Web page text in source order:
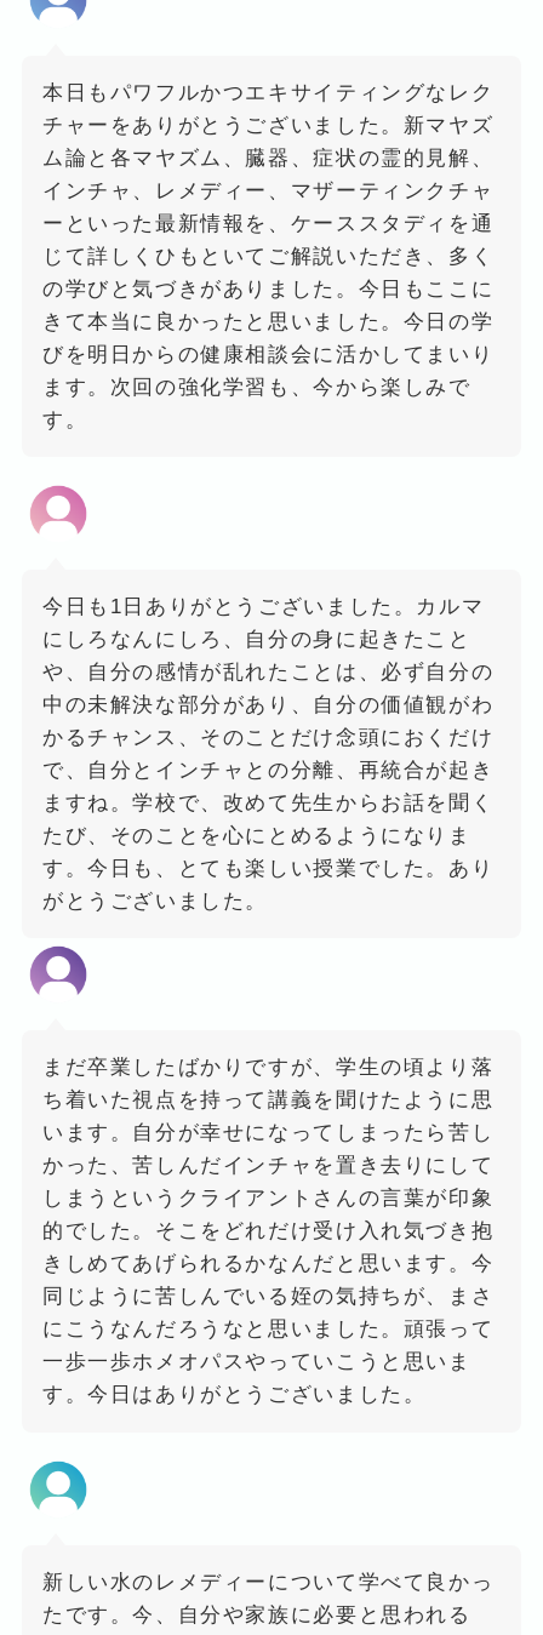
本日もパワフルかつエキサイティングなレク
チャーをありがとうございました。新マヤズ
ム論と各マヤズム、臓器、症状の霊的見解、
インチャ、レメディー、マザーティンクチャ
ーといった最新情報を、ケーススタディを通
じて詳しくひもといてご解説いただき、多く
の学びと気づきがありました。今日もここに
きて本当に良かったと思いました。今日の学
びを明日からの健康相談会に活かしてまいり
ます。次回の強化学習も、今から楽しみで
す。
今日も1日ありがとうございました。カルマ
にしろなんにしろ、自分の身に起きたこと
や、自分の感情が乱れたことは、必ず自分の
中の未解決な部分があり、自分の価値観がわ
かるチャンス、そのことだけ念頭におくだけ
で、自分とインチャとの分離、再統合が起き
ますね。学校で、改めて先生からお話を聞く
たび、そのことを心にとめるようになりま
す。今日も、とても楽しい授業でした。あり
がとうございました。
まだ卒業したばかりですが、学生の頃より落
ち着いた視点を持って講義を聞けたように思
います。自分が幸せになってしまったら苦し
かった、苦しんだインチャを置き去りにして
しまうというクライアントさんの言葉が印象
的でした。そこをどれだけ受け入れ気づき抱
きしめてあげられるかなんだと思います。今
同じように苦しんでいる姪の気持ちが、まさ
にこうなんだろうなと思いました。頑張って
一歩一歩ホメオパスやっていこうと思いま
す。今日はありがとうございました。
新しい水のレメディーについて学べて良かっ
たです。今、自分や家族に必要と思われる